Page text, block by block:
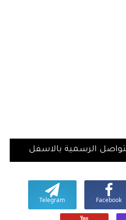
الرسمية بالاسفل
Facebook
Telegram